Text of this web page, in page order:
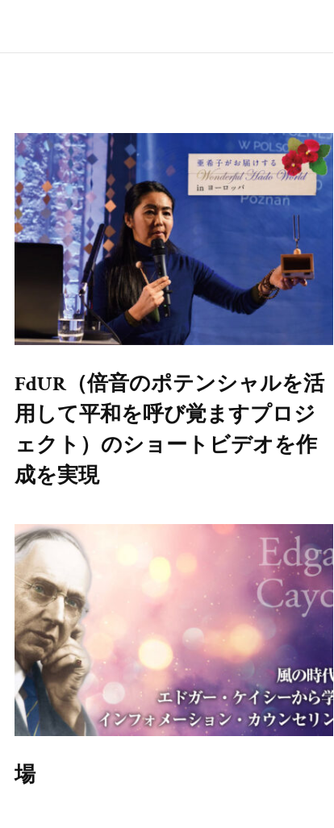
FdUR（倍音のポテンシャルを活
用して平和を呼び覚ますプロジ
ェクト）のショートビデオを作
成を実現
場